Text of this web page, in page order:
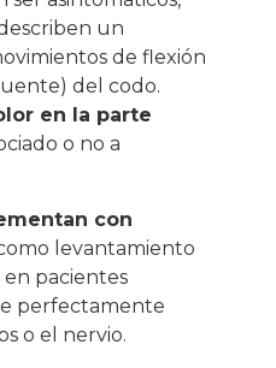
un
de flexión
del codo.
en la parte
o no a
con
levantamiento
en pacientes
perfectamente
o el nervio.